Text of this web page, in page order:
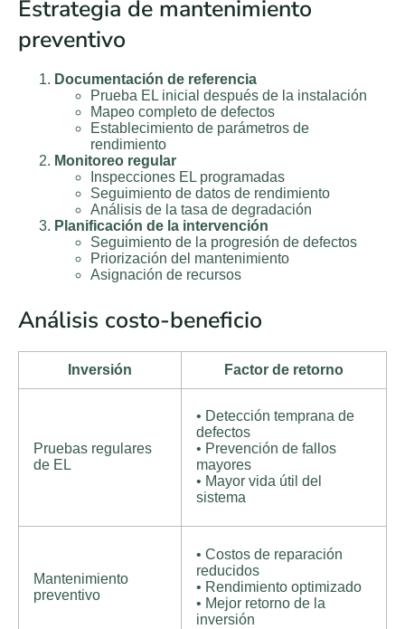
Estrategia de mantenimiento
preventivo
Documentación de referencia
Prueba EL inicial después de la instalación
Mapeo completo de defectos
Establecimiento de parámetros de
rendimiento
Monitoreo regular
Inspecciones EL programadas
Seguimiento de datos de rendimiento
Análisis de la tasa de degradación
Planificación de la intervención
Seguimiento de la progresión de defectos
Priorización del mantenimiento
Asignación de recursos
Análisis costo-beneficio
Inversión Factor de retorno
Pruebas regulares
de EL
• Detección temprana de
defectos
• Prevención de fallos
mayores
• Mayor vida útil del
sistema
Mantenimiento
preventivo
• Costos de reparación
reducidos
• Rendimiento optimizado
• Mejor retorno de la
inversión